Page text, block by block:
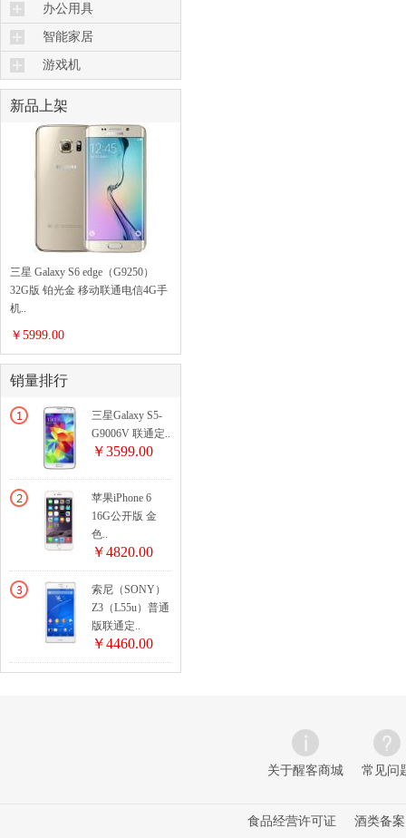
办公用具
智能家居
机器人
游戏机
新品上架
三星 Galaxy S6 edge（G9250）
32G版 铂光金 移动联通电信4G手
机..
￥5999.00
销量排行
三星Galaxy S5-
G9006V 联通定..
￥3599.00
苹果iPhone 6
16G公开版 金
色..
￥4820.00
索尼（SONY）
Z3（L55u）普通
版联通定..
￥4460.00
关于醒客商城 常见问
食品经营许可证 酒类备案